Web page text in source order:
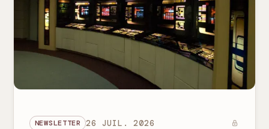
NEWSLETTER 26 JUIL. 2026